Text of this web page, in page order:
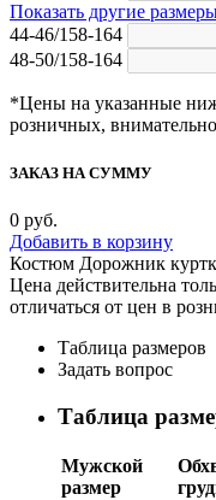
Показать другие
44-46/158-164
48-50/158-164
*Цены на указанные
розничных,
ЗАКАЗ НА СУММУ
0 руб.
Добавить в корзину
Костюм Дорожник
Цена действительна
отличаться от цен в
Таблица размеров
Задать вопрос
Таблица
Мужской
размер